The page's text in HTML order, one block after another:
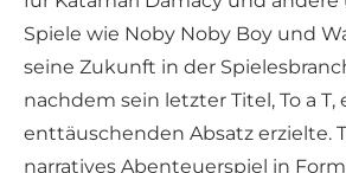
Spiele wie Noby Noby Boy und
seine Zukunft in der
nachdem sein letzter Titel, To a T,
enttäuschenden Absatz erzielte.
narratives Abenteuerspiel in